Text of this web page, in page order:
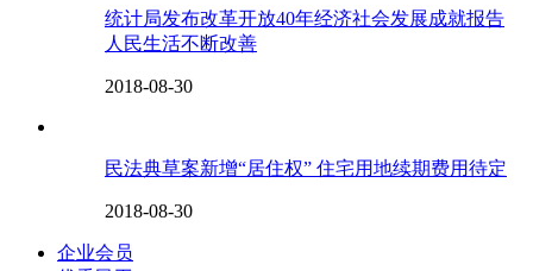
统计局发布改革开放40年经济社会发展成就报告
人民生活不断改善
2018-08-30
民法典草案新增“居住权” 住宅用地续期费用待定
2018-08-30
企业会员